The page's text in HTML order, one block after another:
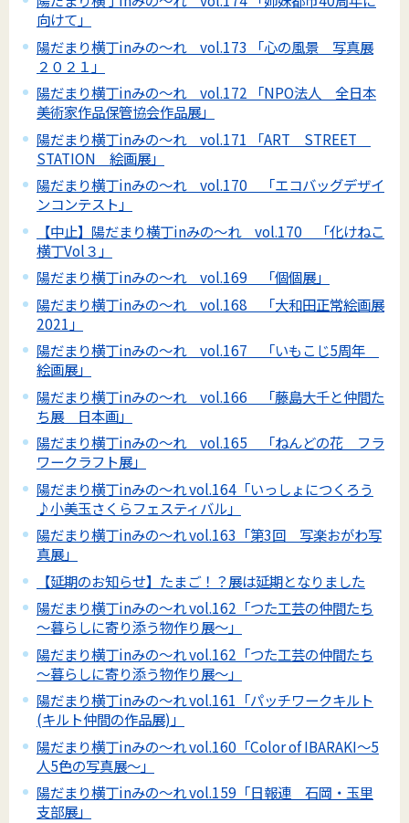
向けて」
陽だまり横丁inみの～れ vol.173 「心の風景 写真展
２０２１」
陽だまり横丁inみの～れ vol.172 「NPO法人 全日本
美術家作品保管協会作品展」
陽だまり横丁inみの～れ vol.171 「ART STREET
STATION 絵画展」
陽だまり横丁inみの～れ vol.170 「エコバッグデザイ
ンコンテスト」
【中止】陽だまり横丁inみの～れ vol.170 「化けねこ
横丁Vol３」
陽だまり横丁inみの～れ vol.169 「個個展」
陽だまり横丁inみの～れ vol.168 「大和田正常絵画展
2021」
陽だまり横丁inみの～れ vol.167 「いもこじ5周年
絵画展」
陽だまり横丁inみの～れ vol.166 「藤島大千と仲間た
ち展 日本画」
陽だまり横丁inみの～れ vol.165 「ねんどの花 フラ
ワークラフト展」
陽だまり横丁inみの～れ vol.164「いっしょにつくろう
♪小美玉さくらフェスティバル」
陽だまり横丁inみの～れ vol.163「第3回 写楽おがわ写
真展」
【延期のお知らせ】たまご！？展は延期となりました
陽だまり横丁inみの～れ vol.162「つた工芸の仲間たち
～暮らしに寄り添う物作り展～」
陽だまり横丁inみの～れ vol.162「つた工芸の仲間たち
～暮らしに寄り添う物作り展～」
陽だまり横丁inみの～れ vol.161「パッチワークキルト
(キルト仲間の作品展)」
陽だまり横丁inみの～れ vol.160「Color of IBARAKI～5
人5色の写真展～」
陽だまり横丁inみの～れ vol.159「日報連 石岡・玉里
支部展」